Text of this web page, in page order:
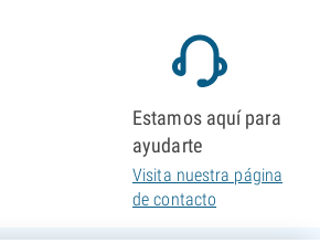
Estamos aquí para
ayudarte
Visita nuestra página
de contacto